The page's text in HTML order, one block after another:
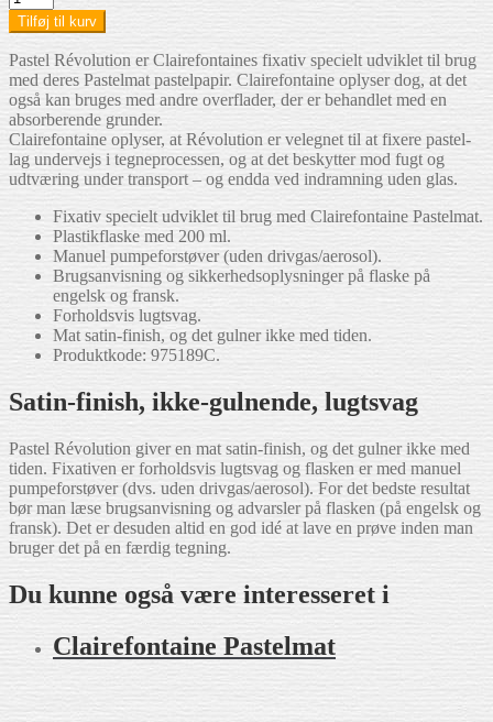
Pastel
Revolution
Fixativ
antal
Tilføj til kurv
Pastel Révolution er Clairefontaines fixativ specielt udviklet til brug
med deres Pastelmat pastelpapir. Clairefontaine oplyser dog, at det
også kan bruges med andre overflader, der er behandlet med en
absorberende grunder.
Clairefontaine oplyser, at Révolution er velegnet til at fixere pastel-
lag undervejs i tegneprocessen, og at det beskytter mod fugt og
udtværing under transport – og endda ved indramning uden glas.
Fixativ specielt udviklet til brug med Clairefontaine Pastelmat.
Plastikflaske med 200 ml.
Manuel pumpeforstøver (uden drivgas/aerosol).
Brugsanvisning og sikkerhedsoplysninger på flaske på
engelsk og fransk.
Forholdsvis lugtsvag.
Mat satin-finish, og det gulner ikke med tiden.
Produktkode: 975189C.
Satin-finish, ikke-gulnende, lugtsvag
Pastel Révolution giver en mat satin-finish, og det gulner ikke med
tiden. Fixativen er forholdsvis lugtsvag og flasken er med manuel
pumpeforstøver (dvs. uden drivgas/aerosol). For det bedste resultat
bør man læse brugsanvisning og advarsler på flasken (på engelsk og
fransk). Det er desuden altid en god idé at lave en prøve inden man
bruger det på en færdig tegning.
Du kunne også være interesseret i
Claire­fontaine Pastelmat